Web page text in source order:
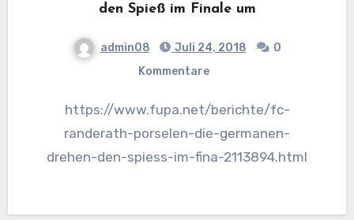
den Spieß im Finale um
admin08 Juli 24, 2018
0
Kommentare
https://www.fupa.net/berichte/fc-
randerath-porselen-die-germanen-
drehen-den-spiess-im-fina-2113894.html